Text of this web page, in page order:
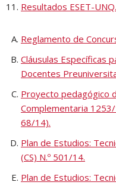
Resultados ESET-UNQ.
Reglamento de
Cláusulas Específicas
Docentes
Proyecto pedagógico
Complementaria
68/14).
Plan de Estudios:
(CS) N.º 501/14.
Plan de Estudios: